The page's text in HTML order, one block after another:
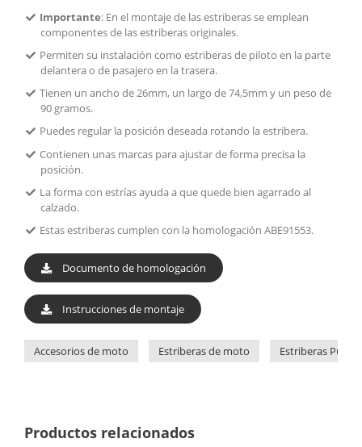
Importante: En el montaje de las estriberas se emplean
componentes de las estriberas originales.
Permiten su instalación como estriberas de piloto en la parte
delantera o de pasajero en la trasera.
Tienen un ancho de 26mm, un largo de 74,5mm y un peso de
90 gramos.
Puedes regular la posición deseada rotando la estribera.
Contienen unas marcas para ajustar de forma precisa la
posición.
La forma con estrías ayuda a que quede bien agarrado al
calzado.
Estas estriberas cumplen con la homologación ABE91553.
Documento de homologación
Instrucciones de montaje
Accesorios de moto Estriberas de moto Estriberas Puig
Productos relacionados